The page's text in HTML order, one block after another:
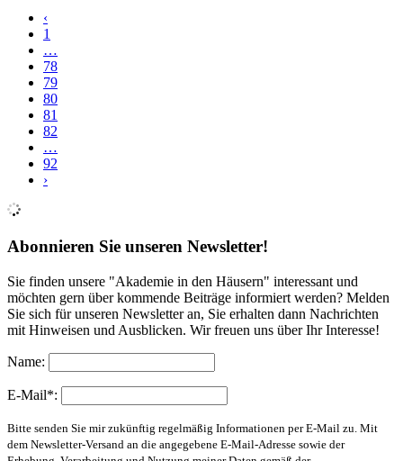
‹
1
…
78
79
80
81
82
…
92
›
Abonnieren Sie unseren Newsletter!
Sie finden unsere "Akademie in den Häusern" interessant und
möchten gern über kommende Beiträge informiert werden? Melden
Sie sich für unseren Newsletter an, Sie erhalten dann Nachrichten
mit Hinweisen und Ausblicken. Wir freuen uns über Ihr Interesse!
Name:
E-Mail*:
Bitte senden Sie mir zukünftig regelmäßig Informationen per E-Mail zu. Mit
dem Newsletter-Versand an die angegebene E-Mail-Adresse sowie der